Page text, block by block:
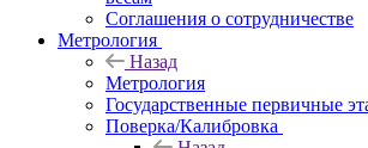
Соглашения о сотрудничестве
Метрология
Назад
Метрология
Государственные первичные
Поверка/Калибровка